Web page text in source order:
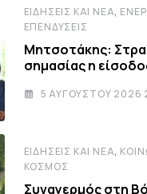
ΕΙΔΉΣΕΙΣ ΚΑΙ ΝΈΑ,
ΕΠΕΝΔΎΣΕΙΣ
Μητσοτάκης:
σημασίας η
5 ΑΥΓΟΎΣΤΟΥ 2026
ΕΙΔΉΣΕΙΣ ΚΑΙ ΝΈΑ,
ΚΌΣΜΟΣ
Συναγερμός στη